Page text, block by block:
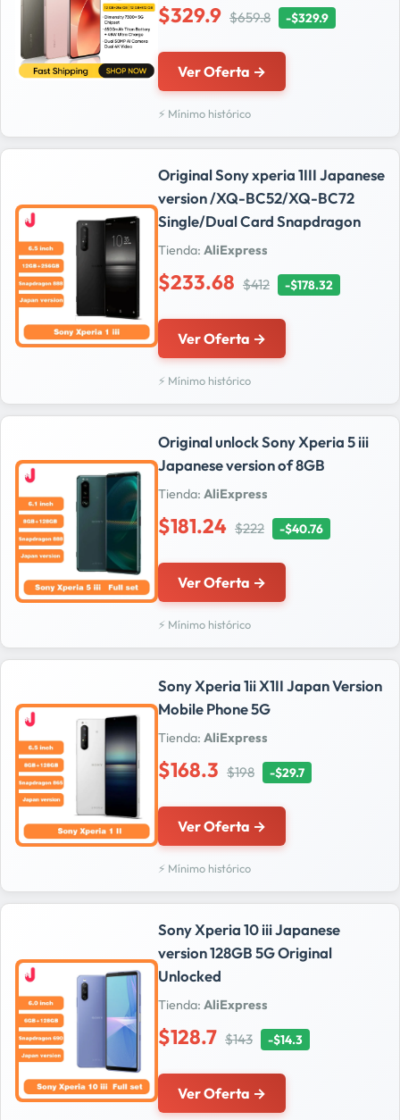
$329.9 $659.8 -$329.9
Ver Oferta →
⚡ Mínimo histórico
Original Sony xperia 1III Japanese
version /XQ-BC52/XQ-BC72
Single/Dual Card Snapdragon
Tienda: AliExpress
$233.68 $412 -$178.32
Ver Oferta →
⚡ Mínimo histórico
Original unlock Sony Xperia 5 iii
Japanese version of 8GB
Tienda: AliExpress
$181.24 $222 -$40.76
Ver Oferta →
⚡ Mínimo histórico
Sony Xperia 1ii X1II Japan Version
Mobile Phone 5G
Tienda: AliExpress
$168.3 $198 -$29.7
Ver Oferta →
⚡ Mínimo histórico
Sony Xperia 10 iii Japanese
version 128GB 5G Original
Unlocked
Tienda: AliExpress
$128.7 $143 -$14.3
Ver Oferta →